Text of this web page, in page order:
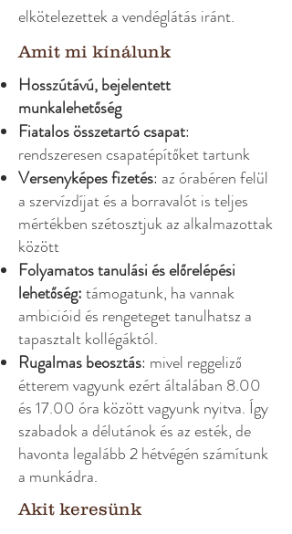
elkötelezettek a vendéglátás iránt.
Amit mi kínálunk
Hosszútávú, bejelentett
munkalehetőség
Fiatalos összetartó csapat:
rendszeresen csapatépítőket tartunk
Versenyképes fizetés: az órabéren felül
a szervízdíjat és a borravalót is teljes
mértékben szétosztjuk az alkalmazottak
között
Folyamatos tanulási és előrelépési
lehetőség:támogatunk, ha vannak
ambicióid és rengeteget tanulhatsz a
tapasztalt kollégáktól.
Rugalmas beosztás: mivel reggeliző
étterem vagyunk ezért általában 8.00
és 17.00 óra között vagyunk nyitva. Így
szabadok a délutánok és az esték, de
havonta legalább 2 hétvégén számítunk
a munkádra.
Akit keresünk